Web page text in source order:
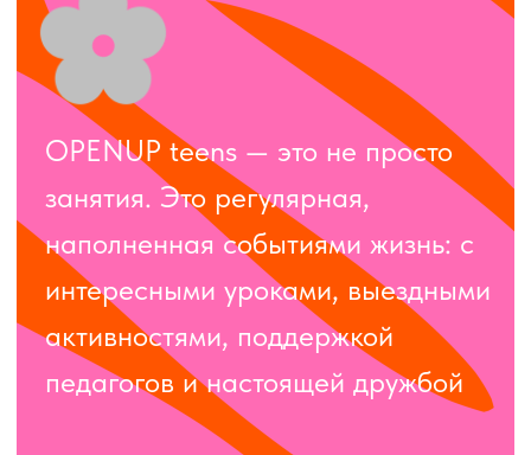
Мы помогаем детям раскрыться,
узнать себя и почувствовать
уверенность — в общении,
творчестве, стиле и даже кадре.
Каждое занятие дает им знания и
опыт, который пригодится в жизни